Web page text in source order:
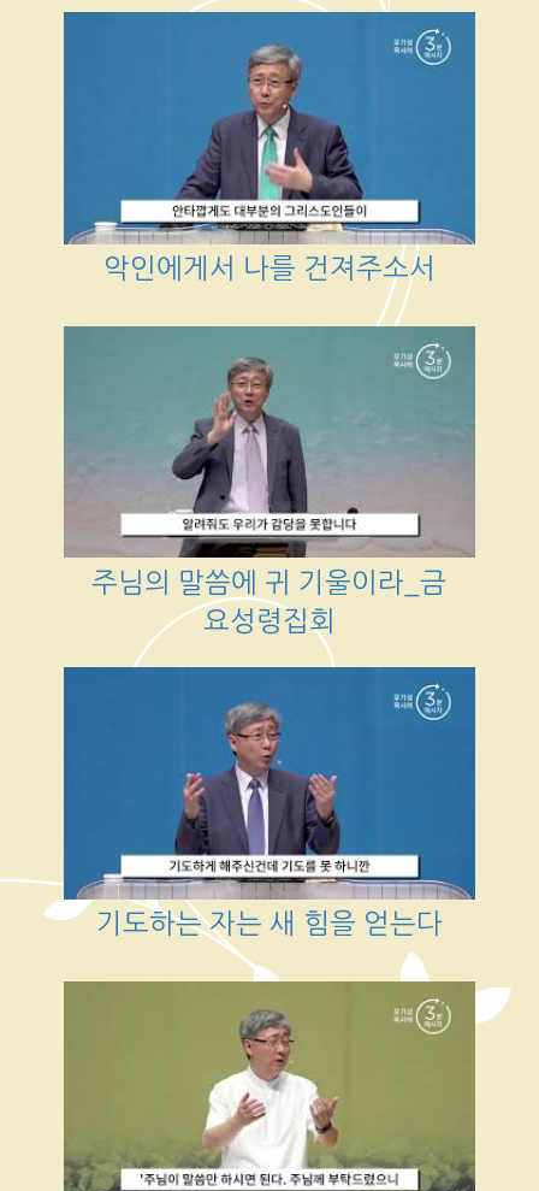
악인에게서 나를 건져주소서
주님의 말씀에 귀 기울이라_금
요성령집회
기도하는 자는 새 힘을 얻는다